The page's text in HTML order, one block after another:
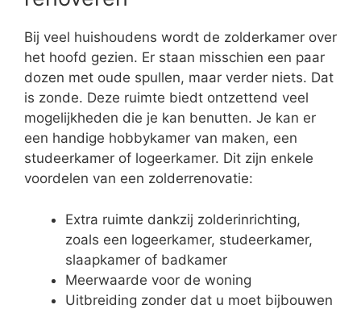
Bij veel huishoudens wordt de zolderkamer over
het hoofd gezien. Er staan misschien een paar
dozen met oude spullen, maar verder niets. Dat
is zonde. Deze ruimte biedt ontzettend veel
mogelijkheden die je kan benutten. Je kan er
een handige hobbykamer van maken, een
studeerkamer of logeerkamer. Dit zijn enkele
voordelen van een zolderrenovatie:
Extra ruimte dankzij zolderinrichting,
zoals een logeerkamer, studeerkamer,
slaapkamer of badkamer
Meerwaarde voor de woning
Uitbreiding zonder dat u moet bijbouwen